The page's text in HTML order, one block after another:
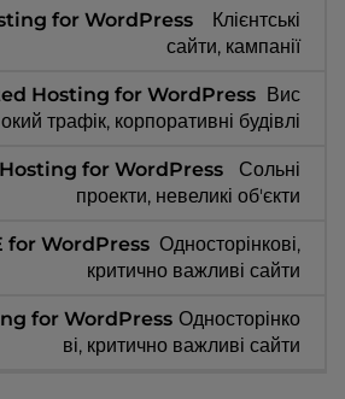
Клієнтські
сайти, кампанії
Вис
окий трафік, корпоративні будівлі
Сольні
проекти, невеликі об'єкти
Односторінкові,
критично важливі сайти
Односторінко
ві, критично важливі сайти